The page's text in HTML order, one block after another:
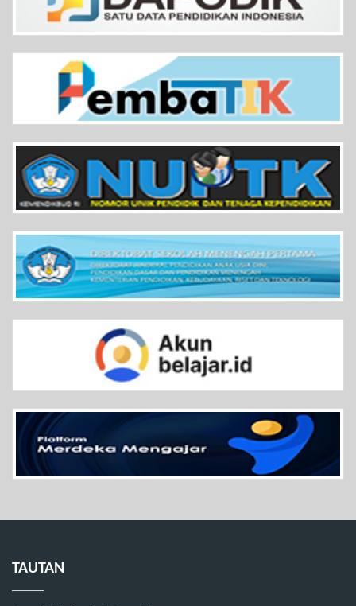
TAUTAN